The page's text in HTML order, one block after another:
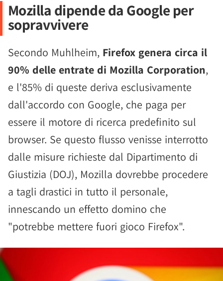
Mozilla dipende da Google per
sopravvivere
Secondo Muhlheim, Firefox genera circa il
90% delle entrate di Mozilla Corporation,
e l'85% di queste deriva esclusivamente
dall'accordo con Google, che paga per
essere il motore di ricerca predefinito sul
browser. Se questo flusso venisse interrotto
dalle misure richieste dal Dipartimento di
Giustizia (DOJ), Mozilla dovrebbe procedere
a tagli drastici in tutto il personale,
innescando un effetto domino che
"potrebbe mettere fuori gioco Firefox".